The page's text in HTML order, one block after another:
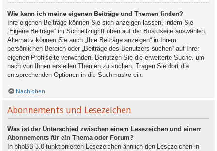
Wie kann ich meine eigenen Beiträge und Themen finden?
Ihre eigenen Beiträge können Sie sich anzeigen lassen, indem Sie
„Eigene Beiträge“ im Schnellzugriff oben auf der Boardseite auswählen.
Alternativ können Sie auch „Ihre Beiträge anzeigen“ in Ihrem
persönlichen Bereich oder „Beiträge des Benutzers suchen“ auf Ihrer
eigenen Profilseite verwenden. Benutzen Sie die erweiterte Suche, um
nach von Ihnen erstellen Themen zu suchen. Tragen Sie dort die
entsprechenden Optionen in die Suchmaske ein.
Nach oben
Abonnements und Lesezeichen
Was ist der Unterschied zwischen einem Lesezeichen und einem
Abonnements für ein Thema oder Forum?
In phpBB 3.0 funktionierten Lesezeichen ähnlich den Lesezeichen in